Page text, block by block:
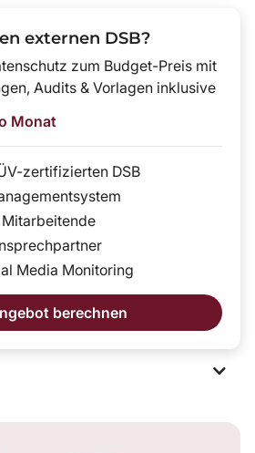
externen DSB?
zum Budget-Preis mit
Audits & Vorlagen inklusive
Monat
zertifizierten DSB
Media Monitoring
berechnen